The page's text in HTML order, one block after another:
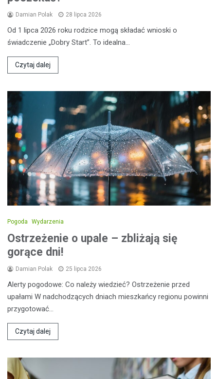
Damian Polak 28 lipca 2026
Od 1 lipca 2026 roku rodzice mogą składać wnioski o
świadczenie „Dobry Start”. To idealna…
Czytaj dalej
Pogoda Wydarzenia
Ostrzeżenie o upale – zbliżają się
gorące dni!
Damian Polak 25 lipca 2026
Alerty pogodowe: Co należy wiedzieć? Ostrzeżenie przed
upałami W nadchodzących dniach mieszkańcy regionu powinni
przygotować…
Czytaj dalej